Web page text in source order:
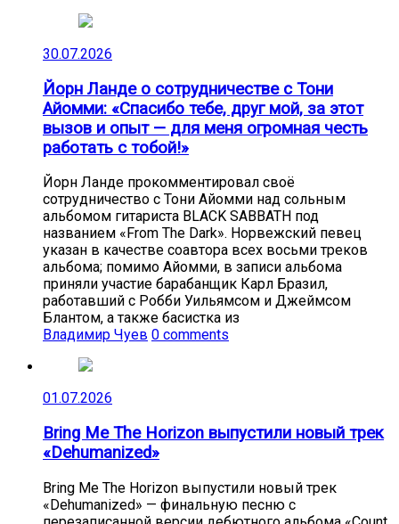
30.07.2026
Йорн Ланде о сотрудничестве с Тони
Айомми: «Спасибо тебе, друг мой, за этот
вызов и опыт — для меня огромная честь
работать с тобой!»
Йорн Ланде прокомментировал своё
сотрудничество с Тони Айомми над сольным
альбомом гитариста BLACK SABBATH под
названием «From The Dark». Норвежский певец
указан в качестве соавтора всех восьми треков
альбома; помимо Айомми, в записи альбома
приняли участие барабанщик Карл Бразил,
работавший с Робби Уильямсом и Джеймсом
Блантом, а также басистка из
Владимир Чуев 0 comments
01.07.2026
Bring Me The Horizon выпустили новый трек
«Dehumanized»
Bring Me The Horizon выпустили новый трек
«Dehumanized» — финальную песню с